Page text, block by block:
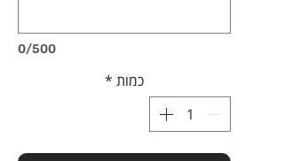
0/500
כמות *